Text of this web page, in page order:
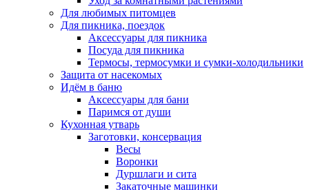
Для любимых питомцев
Для пикника, поездок
Аксессуары для пикника
Посуда для пикника
Термосы, термосумки и сумки-холодильники
Защита от насекомых
Идём в баню
Аксессуары для бани
Паримся от души
Кухонная утварь
Заготовки, консервация
Весы
Воронки
Дуршлаги и сита
Закаточные машинки